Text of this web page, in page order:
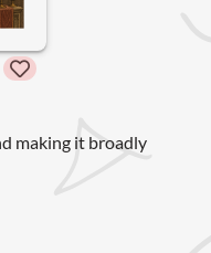
making it broadly